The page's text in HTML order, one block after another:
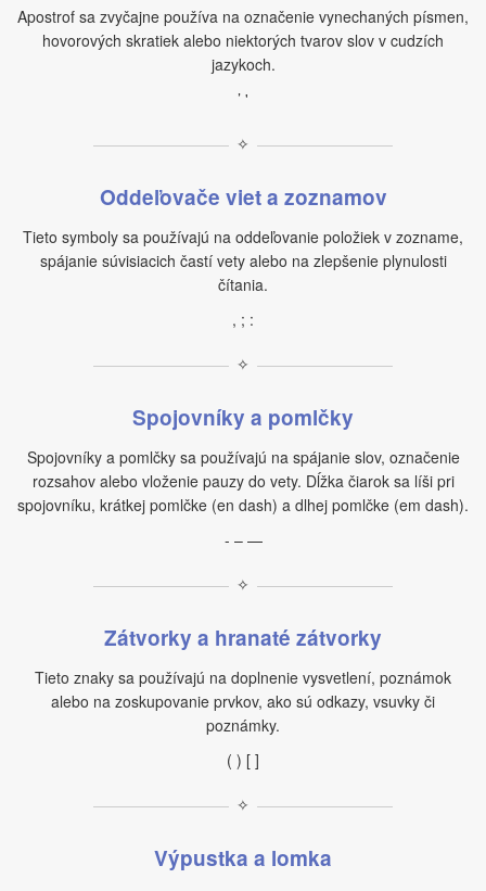
Apostrof sa zvyčajne používa na označenie vynechaných písmen,
hovorových skratiek alebo niektorých tvarov slov v cudzích
jazykoch.
’ '
✧
Oddeľovače viet a zoznamov
Tieto symboly sa používajú na oddeľovanie položiek v zozname,
spájanie súvisiacich častí vety alebo na zlepšenie plynulosti
čítania.
, ; :
✧
Spojovníky a pomlčky
Spojovníky a pomlčky sa používajú na spájanie slov, označenie
rozsahov alebo vloženie pauzy do vety. Dĺžka čiarok sa líši pri
spojovníku, krátkej pomlčke (en dash) a dlhej pomlčke (em dash).
- – —
✧
Zátvorky a hranaté zátvorky
Tieto znaky sa používajú na doplnenie vysvetlení, poznámok
alebo na zoskupovanie prvkov, ako sú odkazy, vsuvky či
poznámky.
( ) [ ]
✧
Výpustka a lomka